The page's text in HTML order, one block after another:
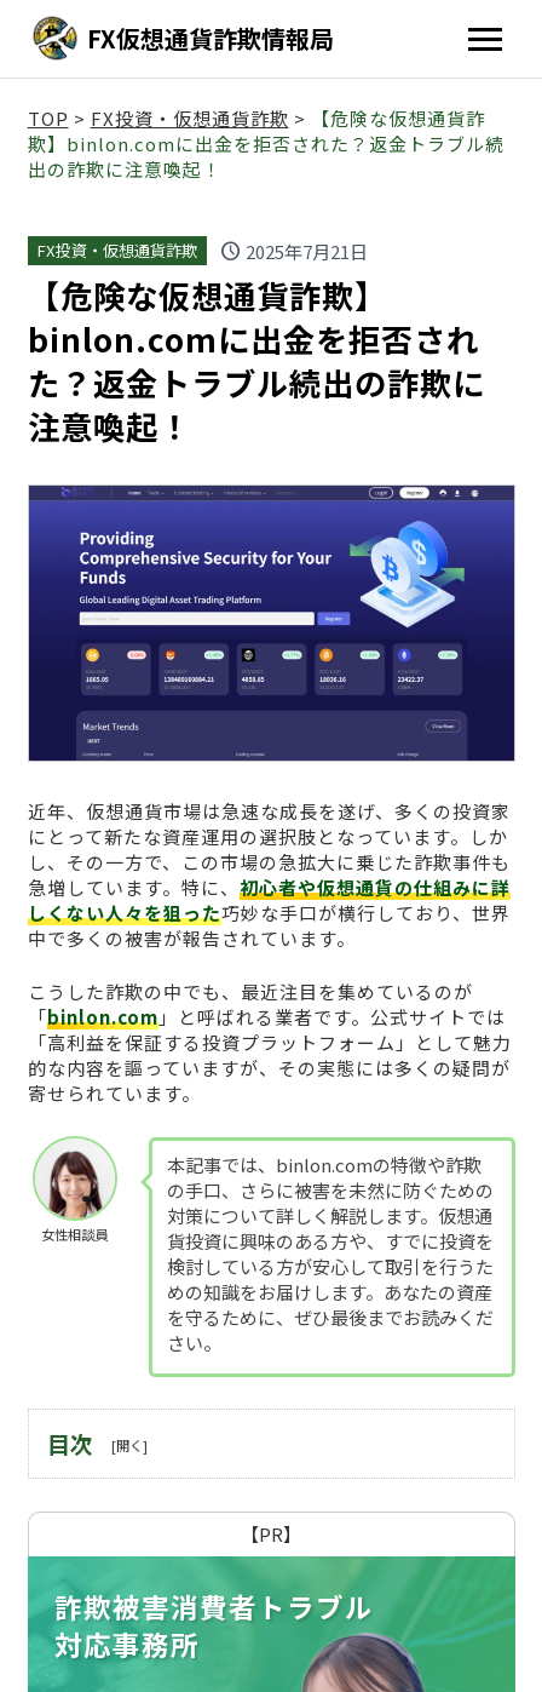
FX仮想通貨詐欺情報局
TOP > FX投資・仮想通貨詐欺 >
【危険な仮想通貨詐
欺】binlon.comに出金を拒否された？返金トラブル続
出の詐欺に注意喚起！
FX投資・仮想通貨詐欺 schedule 2025年7月21日
【危険な仮想通貨詐欺】
binlon.comに出金を拒否され
た？返金トラブル続出の詐欺に
注意喚起！
近年、仮想通貨市場は急速な成長を遂げ、多くの投資家
にとって新たな資産運用の選択肢となっています。しか
し、その一方で、この市場の急拡大に乗じた詐欺事件も
急増しています。特に、 初心者や仮想通貨の仕組みに詳
しくない人々を狙った巧妙な手口が横行しており、世界
中で多くの被害が報告されています。
こうした詐欺の中でも、最近注目を集めているのが
「binlon.com」と呼ばれる業者です。公式サイトでは
「高利益を保証する投資プラットフォーム」として魅力
的な内容を謳っていますが、その実態には多くの疑問が
寄せられています。
女性相談員
本記事では、binlon.comの特徴や詐欺
の手口、さらに被害を未然に防ぐための
対策について詳しく解説します。仮想通
貨投資に興味のある方や、すでに投資を
検討している方が安心して取引を行うた
めの知識をお届けします。あなたの資産
を守るために、ぜひ最後までお読みくだ
さい。
目次
【PR】
詐欺被害消費者トラブル
対応事務所